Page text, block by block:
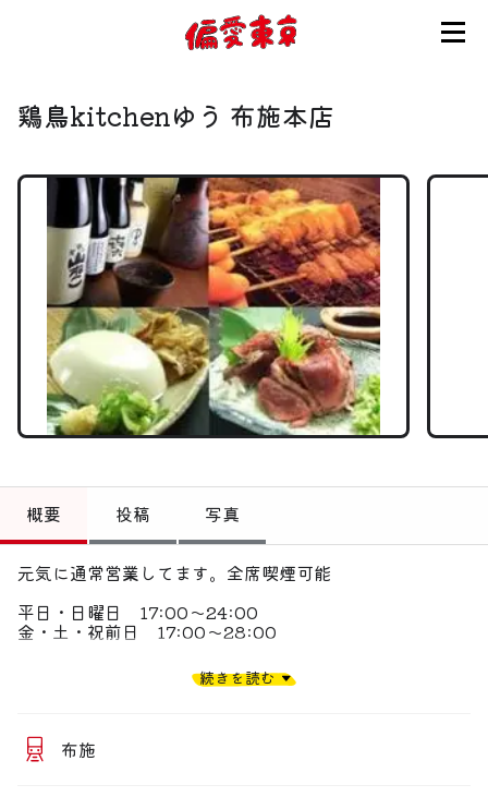
使い方
ログイン
会員登録
お知らせ
トップ
偏愛コミュニティ
投稿
偏愛記事
偏愛スポット
鶏鳥kitchenゆう 布施本店
概要 投稿 写真
元気に通常営業してます。全席喫煙可能
平日・日曜日 17:00〜24:00
金・土・祝前日 17:00〜28:00
【元気に通常営業してます】
鶏鳥kitchenゆう布施本店の渾身の
【営業時間】
平日・日 17:00〜24:00(ラストドリンク23:30)
続きを読む
布施